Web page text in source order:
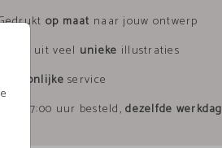
op maat naar jouw ontwerp
Keuze uit veel unieke illustraties
Persoonlijke service
Vóór 17:00 uur besteld,dezelfde werkdag